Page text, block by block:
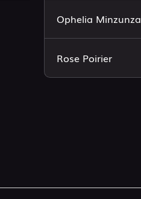
Ophelia Minzunza
Rose Poirier